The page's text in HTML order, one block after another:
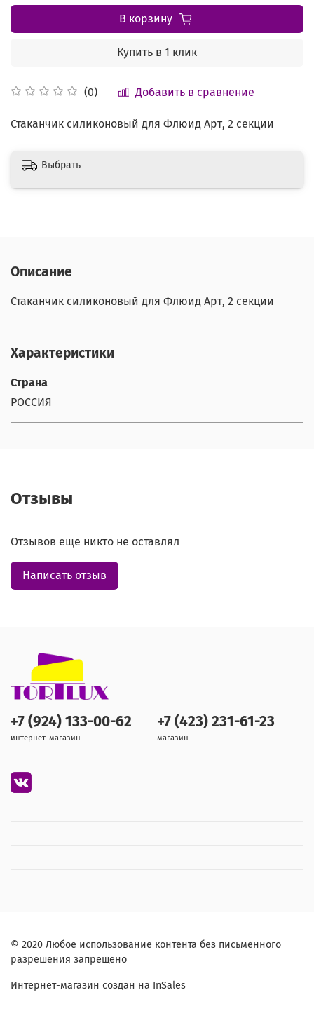
(0) Добавить в сравнение
В корзину
Купить в 1 клик
Стаканчик силиконовый для Флюид Арт, 2 секции
Выбрать
Описание
Стаканчик силиконовый для Флюид Арт, 2 секции
Характеристики
Страна
РОССИЯ
Отзывы
Отзывов еще никто не оставлял
Написать отзыв
+7 (924) 133-00-62
интернет-магазин
+7 (423) 231-61-23
магазин
© 2020 Любое использование контента без письменного
разрешения запрещено
Интернет-магазин создан на InSales